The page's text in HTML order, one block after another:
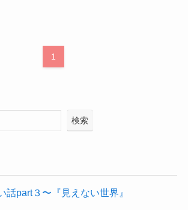
1
検索
話part３〜『見えない世界』